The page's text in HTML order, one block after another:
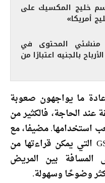
خليج المكسيك على
أمريكا»
منشئي المحتوى في
بالجنيه اعتبارًا من
ما يواجهون صعوبة
الحاجة، فالكثير من
استخدامها. مضيفا، مع
وجود رموز GS1 2D DataMatrix التي يمكن قراءتها من
المسافة بين المريض
وضوحًا وسهولة.